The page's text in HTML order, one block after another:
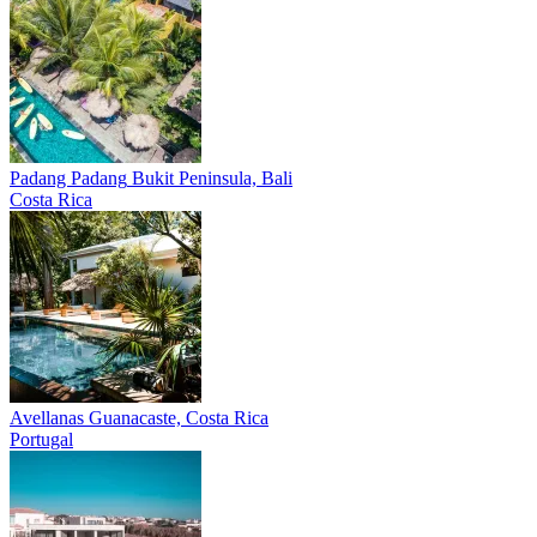
Padang Padang Bukit Peninsula, Bali
Costa Rica
Avellanas Guanacaste, Costa Rica
Portugal